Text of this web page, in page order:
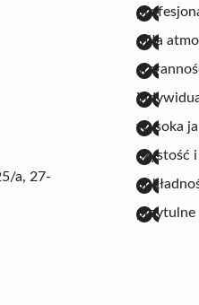
a, 27-
miła
wysoka
czystość
przytulne